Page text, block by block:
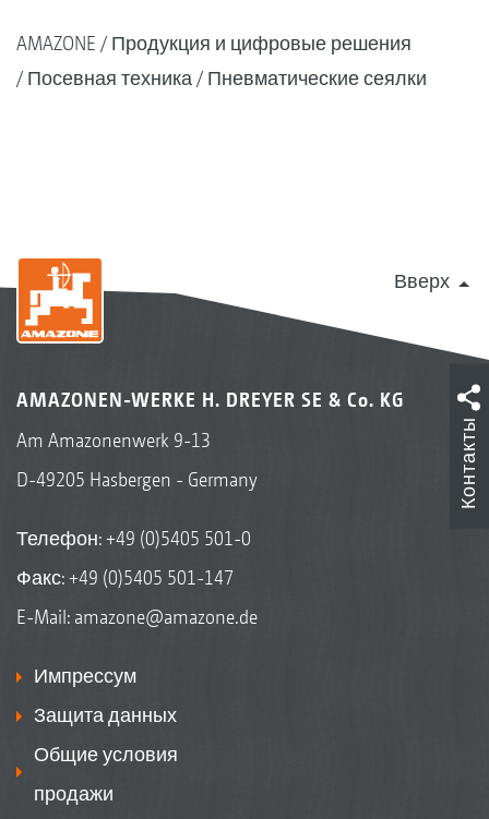
AMAZONE
Продукция и цифровые решения
Посевная техника
Пневматические сеялки
Вверх
AMAZONEN-WERKE H. DREYER SE & Co. KG
Am Amazonenwerk 9-13
D-49205 Hasbergen - Germany
Телефон:+49 (0)5405 501-0
Факс: +49 (0)5405 501-147
E-Mail: amazone@amazone.de
Импрессум
Защита данных
Общие условия
продажи
Контакты